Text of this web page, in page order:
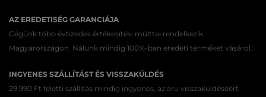
AZ EREDETISÉG GARANCIÁJA
Cégünk több évtizedes értékesítési múlttal rendelkezik
Magyarországon. Nálunk mindig 100%-ban eredeti terméket vásárol.
INGYENES SZÁLLÍTÁST ÉS VISSZAKÜLDÉS
29 990 Ft feletti szállítás mindig ingyenes, az áru visszaküldéséért